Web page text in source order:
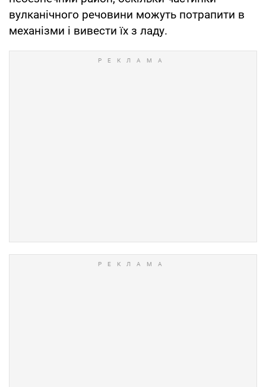
вулканічного речовини можуть потрапити в
механізми і вивести їх з ладу.